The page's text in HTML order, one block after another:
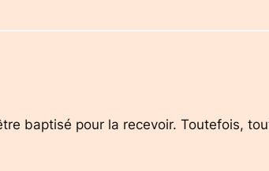
baptisé pour la recevoir. Toutefois,